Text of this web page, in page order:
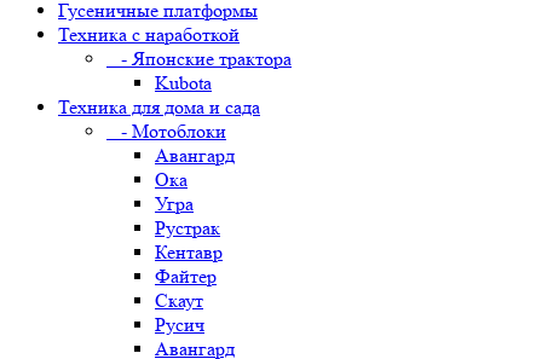
Гусеничные платформы
Техника с наработкой
- Японские трактора
Kubota
Техника для дома и сада
- Мотоблоки
Авангард
Ока
Угра
Рустрак
Кентавр
Файтер
Скаут
Русич
Авангард